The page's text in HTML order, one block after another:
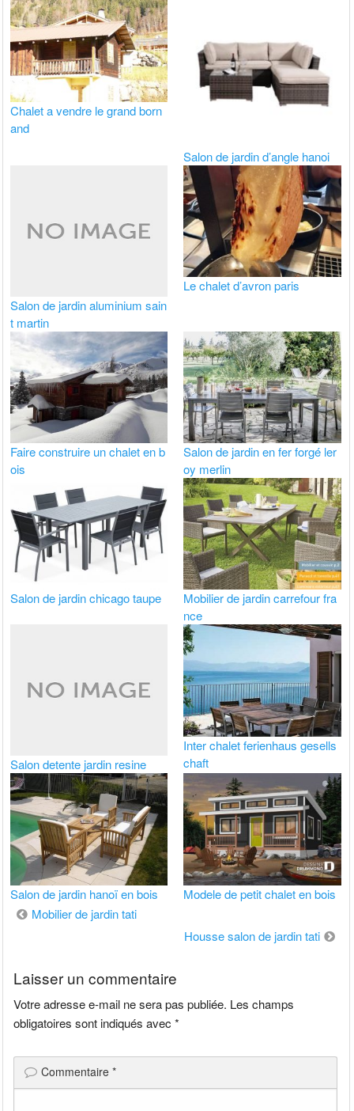
Chalet a vendre le grand born
and
Salon de jardin d’angle hanoi
Salon de jardin aluminium sain
t martin
Le chalet d’avron paris
Faire construire un chalet en b
ois
Salon de jardin en fer forgé ler
oy merlin
Salon de jardin chicago taupe
Mobilier de jardin carrefour fra
nce
Salon detente jardin resine
Inter chalet ferienhaus gesells
chaft
Salon de jardin hanoï en bois Modele de petit chalet en bois
Navigation
Mobilier de jardin tati
Housse salon de jardin tati
Laisser un commentaire
Votre adresse e-mail ne sera pas publiée. Les champs
obligatoires sont indiqués avec*
Commentaire*